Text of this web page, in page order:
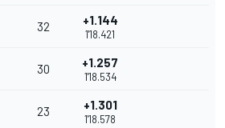
32 +1.144
1'18.421
30 +1.257
1'18.534
23 +1.301
1'18.578